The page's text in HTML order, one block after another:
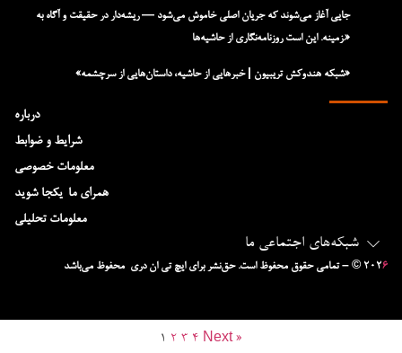
شبکه‌های اجتماعی ما
– © ۲۰۲۶ تمامی حقوق محفوظ است. حق‌نشر برای ایچ‌ تی‌ ان دری محفوظ می‌باشد
درباره
شرایط و ضوابط
معلومات خصوصی
همرای ما-یکجا شوید
معلومات تحلیلی
جایی آغاز می‌شوند که جریان اصلی خاموش می‌شود — ریشه‌دار در حقیقت و آگاه به
زمینه. این است روزنامه‌نگاری از حاشیه‌ها.»
«شبکه هند‌و‌کش تریبیون | خبرهایی از حاشیه، داستان‌هایی از سرچشمه»
1 2 3 4 Next »